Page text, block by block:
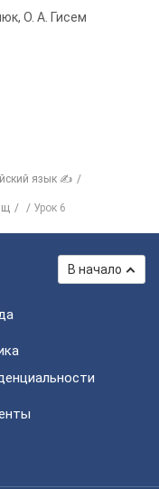
О. А. Гисем
язык ✍
Урок 6
В начало